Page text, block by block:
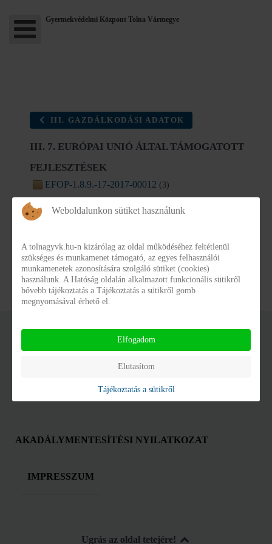
Gyermekvédelmi Központ Tolna Vármegye
III. GAZDÁLKODÁSI ADATOK
III. 7. EURÓPAI UNIÓ ÁLTAL TÁMOGATOTT
FEJLESZTÉSEK
EFOP-1.8.9.-17-2017-00012 (3)
EFOP-1.2.7.-16-2017-00020 (23)
© Gyermekvédelmi Központ Tolna Vármegye 2016 - 2026
for Gantry 5.
AKADÁLYMENTESÍTÉSI NYILATKOZAT
IMPRESSZUM
Ugrás az oldal tetejére!
Weboldalunkon sütiket használunk
A tolnagyvk.hu-n kizárólag az oldal működéséhez feltétlenül
szükséges és munkamenet támogató, az egyes felhasználói
munkamenetek azonosítására szolgáló sütiket (cookies)
használunk. A Hatóság oldalán alkalmazott funkcionális sütikről
bővebb tájékoztatás a Tájékoztatás a sütikről gomb
megnyomásával érhető el.
Elfogadom
Elutasítom
Tájékoztatás a sütikről